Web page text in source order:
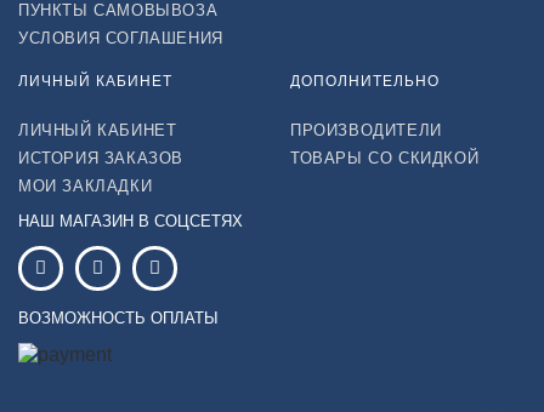
ПУНКТЫ САМОВЫВОЗА
УСЛОВИЯ СОГЛАШЕНИЯ
ЛИЧНЫЙ КАБИНЕТ
ЛИЧНЫЙ КАБИНЕТ
ИСТОРИЯ ЗАКАЗОВ
МОИ ЗАКЛАДКИ
ДОПОЛНИТЕЛЬНО
ПРОИЗВОДИТЕЛИ
ТОВАРЫ СО СКИДКОЙ
НАШ МАГАЗИН В СОЦСЕТЯХ
ВОЗМОЖНОСТЬ ОПЛАТЫ